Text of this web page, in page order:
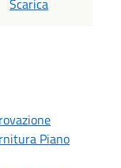
Scarica
Piano